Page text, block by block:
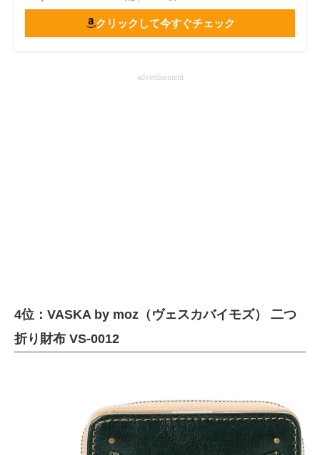
建設×テクノロジーの最前線クリックして今すぐチェック
advertisement
4位：VASKA by moz（ヴェスカバイモズ） 二つ
折り財布 VS-0012